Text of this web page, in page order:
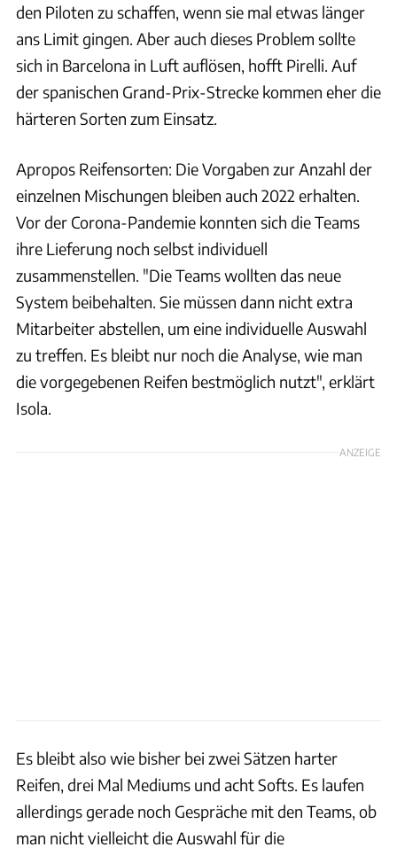
den Piloten zu schaffen, wenn sie mal etwas länger
ans Limit gingen. Aber auch dieses Problem sollte
sich in Barcelona in Luft auflösen, hofft Pirelli. Auf
der spanischen Grand-Prix-Strecke kommen eher die
härteren Sorten zum Einsatz.
Apropos Reifensorten: Die Vorgaben zur Anzahl der
einzelnen Mischungen bleiben auch 2022 erhalten.
Vor der Corona-Pandemie konnten sich die Teams
ihre Lieferung noch selbst individuell
zusammenstellen. "Die Teams wollten das neue
System beibehalten. Sie müssen dann nicht extra
Mitarbeiter abstellen, um eine individuelle Auswahl
zu treffen. Es bleibt nur noch die Analyse, wie man
die vorgegebenen Reifen bestmöglich nutzt", erklärt
Isola.
ANZEIGE
Es bleibt also wie bisher bei zwei Sätzen harter
Reifen, drei Mal Mediums und acht Softs. Es laufen
allerdings gerade noch Gespräche mit den Teams, ob
man nicht vielleicht die Auswahl für die